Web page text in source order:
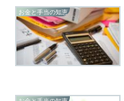
お金と手当の知恵